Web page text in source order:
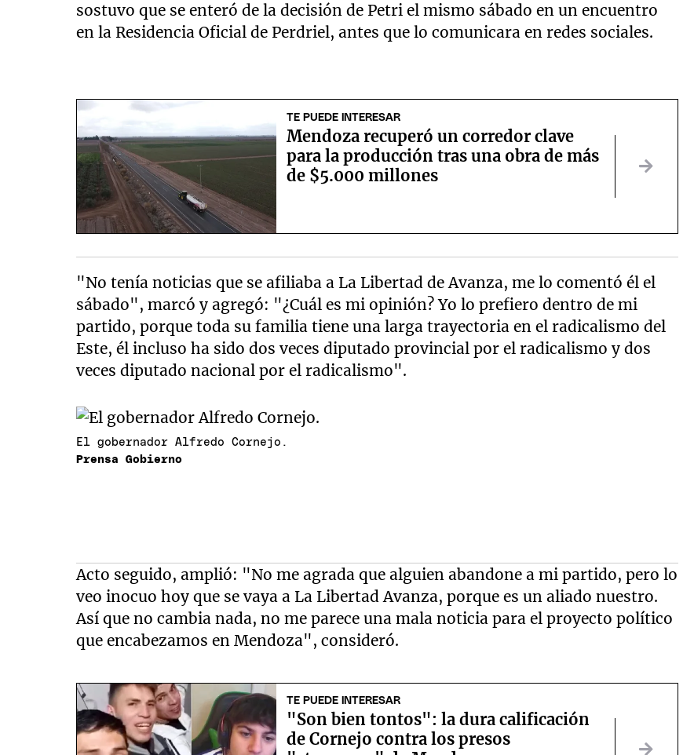
sostuvo que se enteró de la decisión de Petri el mismo sábado en un encuentro
en la Residencia Oficial de Perdriel, antes que lo comunicara en redes sociales.
TE PUEDE INTERESAR
Mendoza recuperó un corredor clave
para la producción tras una obra de más
de $5.000 millones
"No tenía noticias que se afiliaba a La Libertad de Avanza, me lo comentó él el
sábado", marcó y agregó: "¿Cuál es mi opinión? Yo lo prefiero dentro de mi
partido, porque toda su familia tiene una larga trayectoria en el radicalismo del
Este, él incluso ha sido dos veces diputado provincial por el radicalismo y dos
veces diputado nacional por el radicalismo".
El gobernador Alfredo Cornejo.
Prensa Gobierno
Acto seguido, amplió: "No me agrada que alguien abandone a mi partido, pero lo
veo inocuo hoy que se vaya a La Libertad Avanza, porque es un aliado nuestro.
Así que no cambia nada, no me parece una mala noticia para el proyecto político
que encabezamos en Mendoza", consideró.
TE PUEDE INTERESAR
"Son bien tontos": la dura calificación
de Cornejo contra los presos